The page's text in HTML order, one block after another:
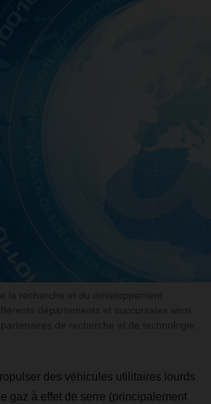
des véhicules utilitaires lourds
gaz à effet de serre (principalement